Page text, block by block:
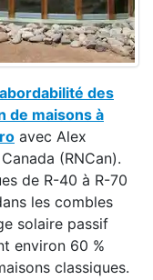
des
de maisons à
avec Alex
(RNCan).
de R-40 à R-70
les combles
solaire passif
environ 60 %
classiques.